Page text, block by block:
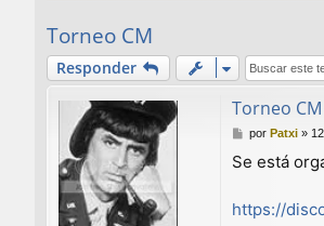
Torneo CM
Responder
Torneo CM
M
n
j
por Patxi»
Se está
https://